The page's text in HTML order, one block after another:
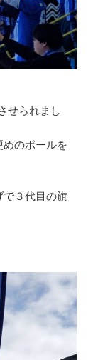
せられまし
のポールを
で３代目の旗